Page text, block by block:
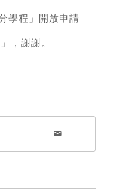
學程」開放申請
」，謝謝。